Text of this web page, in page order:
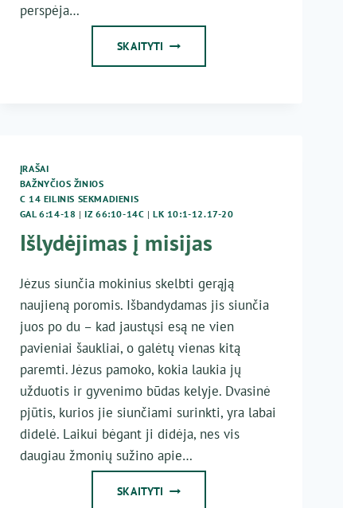
perspėja…
SKAITYTI NĖRA
ĮRAŠAI
BAŽNYČIOS ŽINIOS
C 14 EILINIS SEKMADIENIS
GAL 6:14-18 |IZ 66:10-14C |LK 10:1-12.17-20
Išlydėjimas į misijas
Jėzus siunčia mokinius skelbti gerąją
naujieną poromis. Išbandydamas jis siunčia
juos po du – kad jaustųsi esą ne vien
pavieniai šaukliai, o galėtų vienas kitą
paremti. Jėzus pamoko, kokia laukia jų
užduotis ir gyvenimo būdas kelyje. Dvasinė
pjūtis, kurios jie siunčiami surinkti, yra labai
didelė. Laikui bėgant ji didėja, nes vis
daugiau žmonių sužino apie…
SKAITYTI IŠLYDĖJIMAS